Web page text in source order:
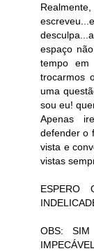
espaço
tempo
trocarmos
uma
sou eu!
Apenas
defender o
vista e
vistas
ESPERO
OBS: SIM